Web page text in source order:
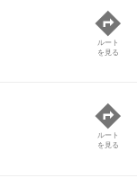
ルート
を見る
ルート
を見る